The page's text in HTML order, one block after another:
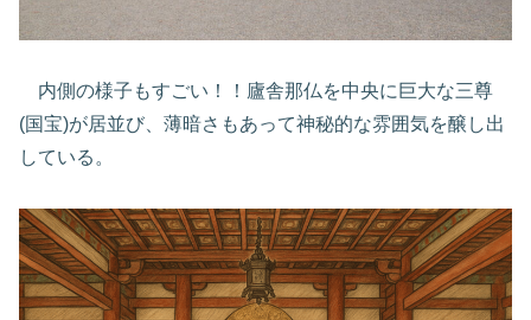
内側の様子もすごい！！廬舎那仏を中央に巨大な三尊
(国宝)が居並び、薄暗さもあって神秘的な雰囲気を醸し出
している。